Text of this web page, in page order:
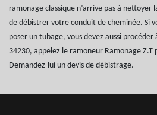
ramonage classique n’arrive pas à nettoyer
de débistrer votre conduit de cheminée. Si
poser un tubage, vous devez aussi procéder
34230, appelez le ramoneur Ramonage Z.T
Demandez-lui un devis de débistrage.